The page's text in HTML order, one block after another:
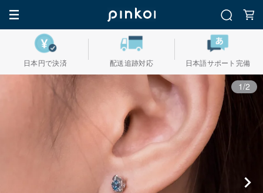
日本円で決済 配送追跡対応 日本語サポート完備
1/2